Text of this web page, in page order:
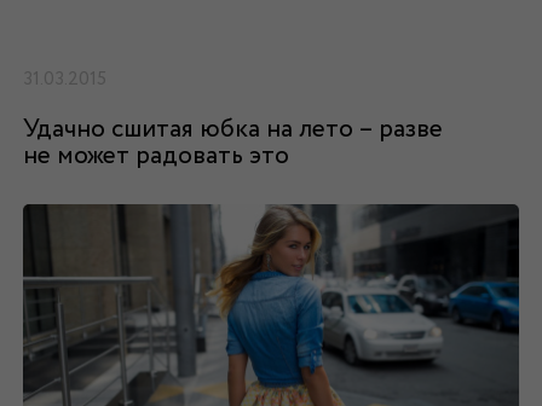
31.03.2015
Удачно сшитая юбка на лето – разве
не может радовать это